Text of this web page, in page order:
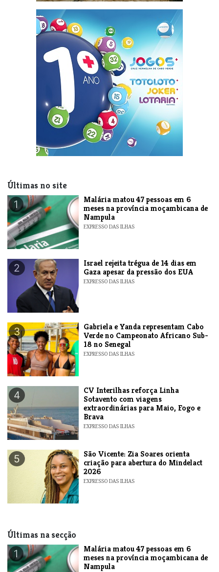
Últimas no site
1
​Malária matou 47 pessoas em 6
meses na província moçambicana de
Nampula
EXPRESSO DAS ILHAS
2
​Israel rejeita trégua de 14 dias em
Gaza apesar da pressão dos EUA
EXPRESSO DAS ILHAS
3
Gabriela e Yanda representam Cabo
Verde no Campeonato Africano Sub-
18 no Senegal
EXPRESSO DAS ILHAS
4
​CV Interilhas reforça Linha
Sotavento com viagens
extraordinárias para Maio, Fogo e
Brava
EXPRESSO DAS ILHAS
5
São Vicente: Zia Soares orienta
criação para abertura do Mindelact
2026
EXPRESSO DAS ILHAS
Últimas na secção
1
​Malária matou 47 pessoas em 6
meses na província moçambicana de
Nampula